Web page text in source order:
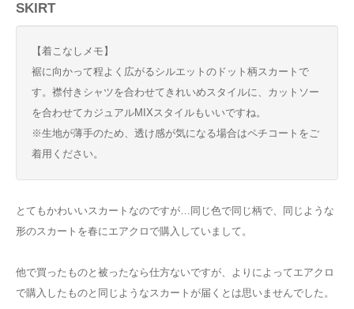
SKIRT
【着こなしメモ】
裾に向かって程よく広がるシルエットのドット柄スカートで
す。襟付きシャツを合わせてきれいめスタイルに、カットソー
を合わせてカジュアルMIXスタイルもいいですね。
※生地が薄手のため、透け感が気になる場合はペチコートをご
着用ください。
とてもかわいいスカートなのですが…同じ色で同じ柄で、同じような
形のスカートを春にエアクロで購入していまして。
他で買ったものと被ったなら仕方ないですが、よりによってエアクロ
で購入したものと同じようなスカートが届くとは思いませんでした。